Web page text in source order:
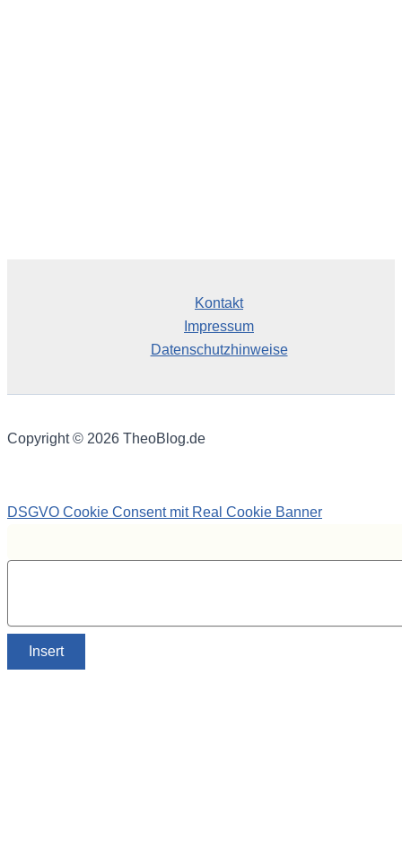
Kontakt
Impressum
Datenschutzhinweise
Copyright © 2026 TheoBlog.de
DSGVO Cookie Consent mit Real Cookie Banner
Insert